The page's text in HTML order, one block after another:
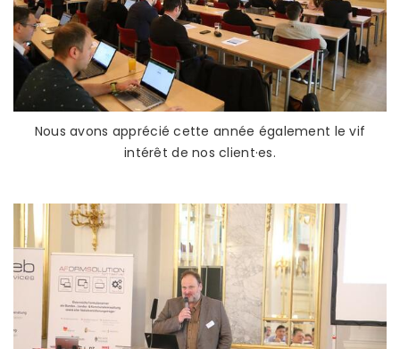
Nous avons apprécié cette année également le vif
intérêt de nos client·es.